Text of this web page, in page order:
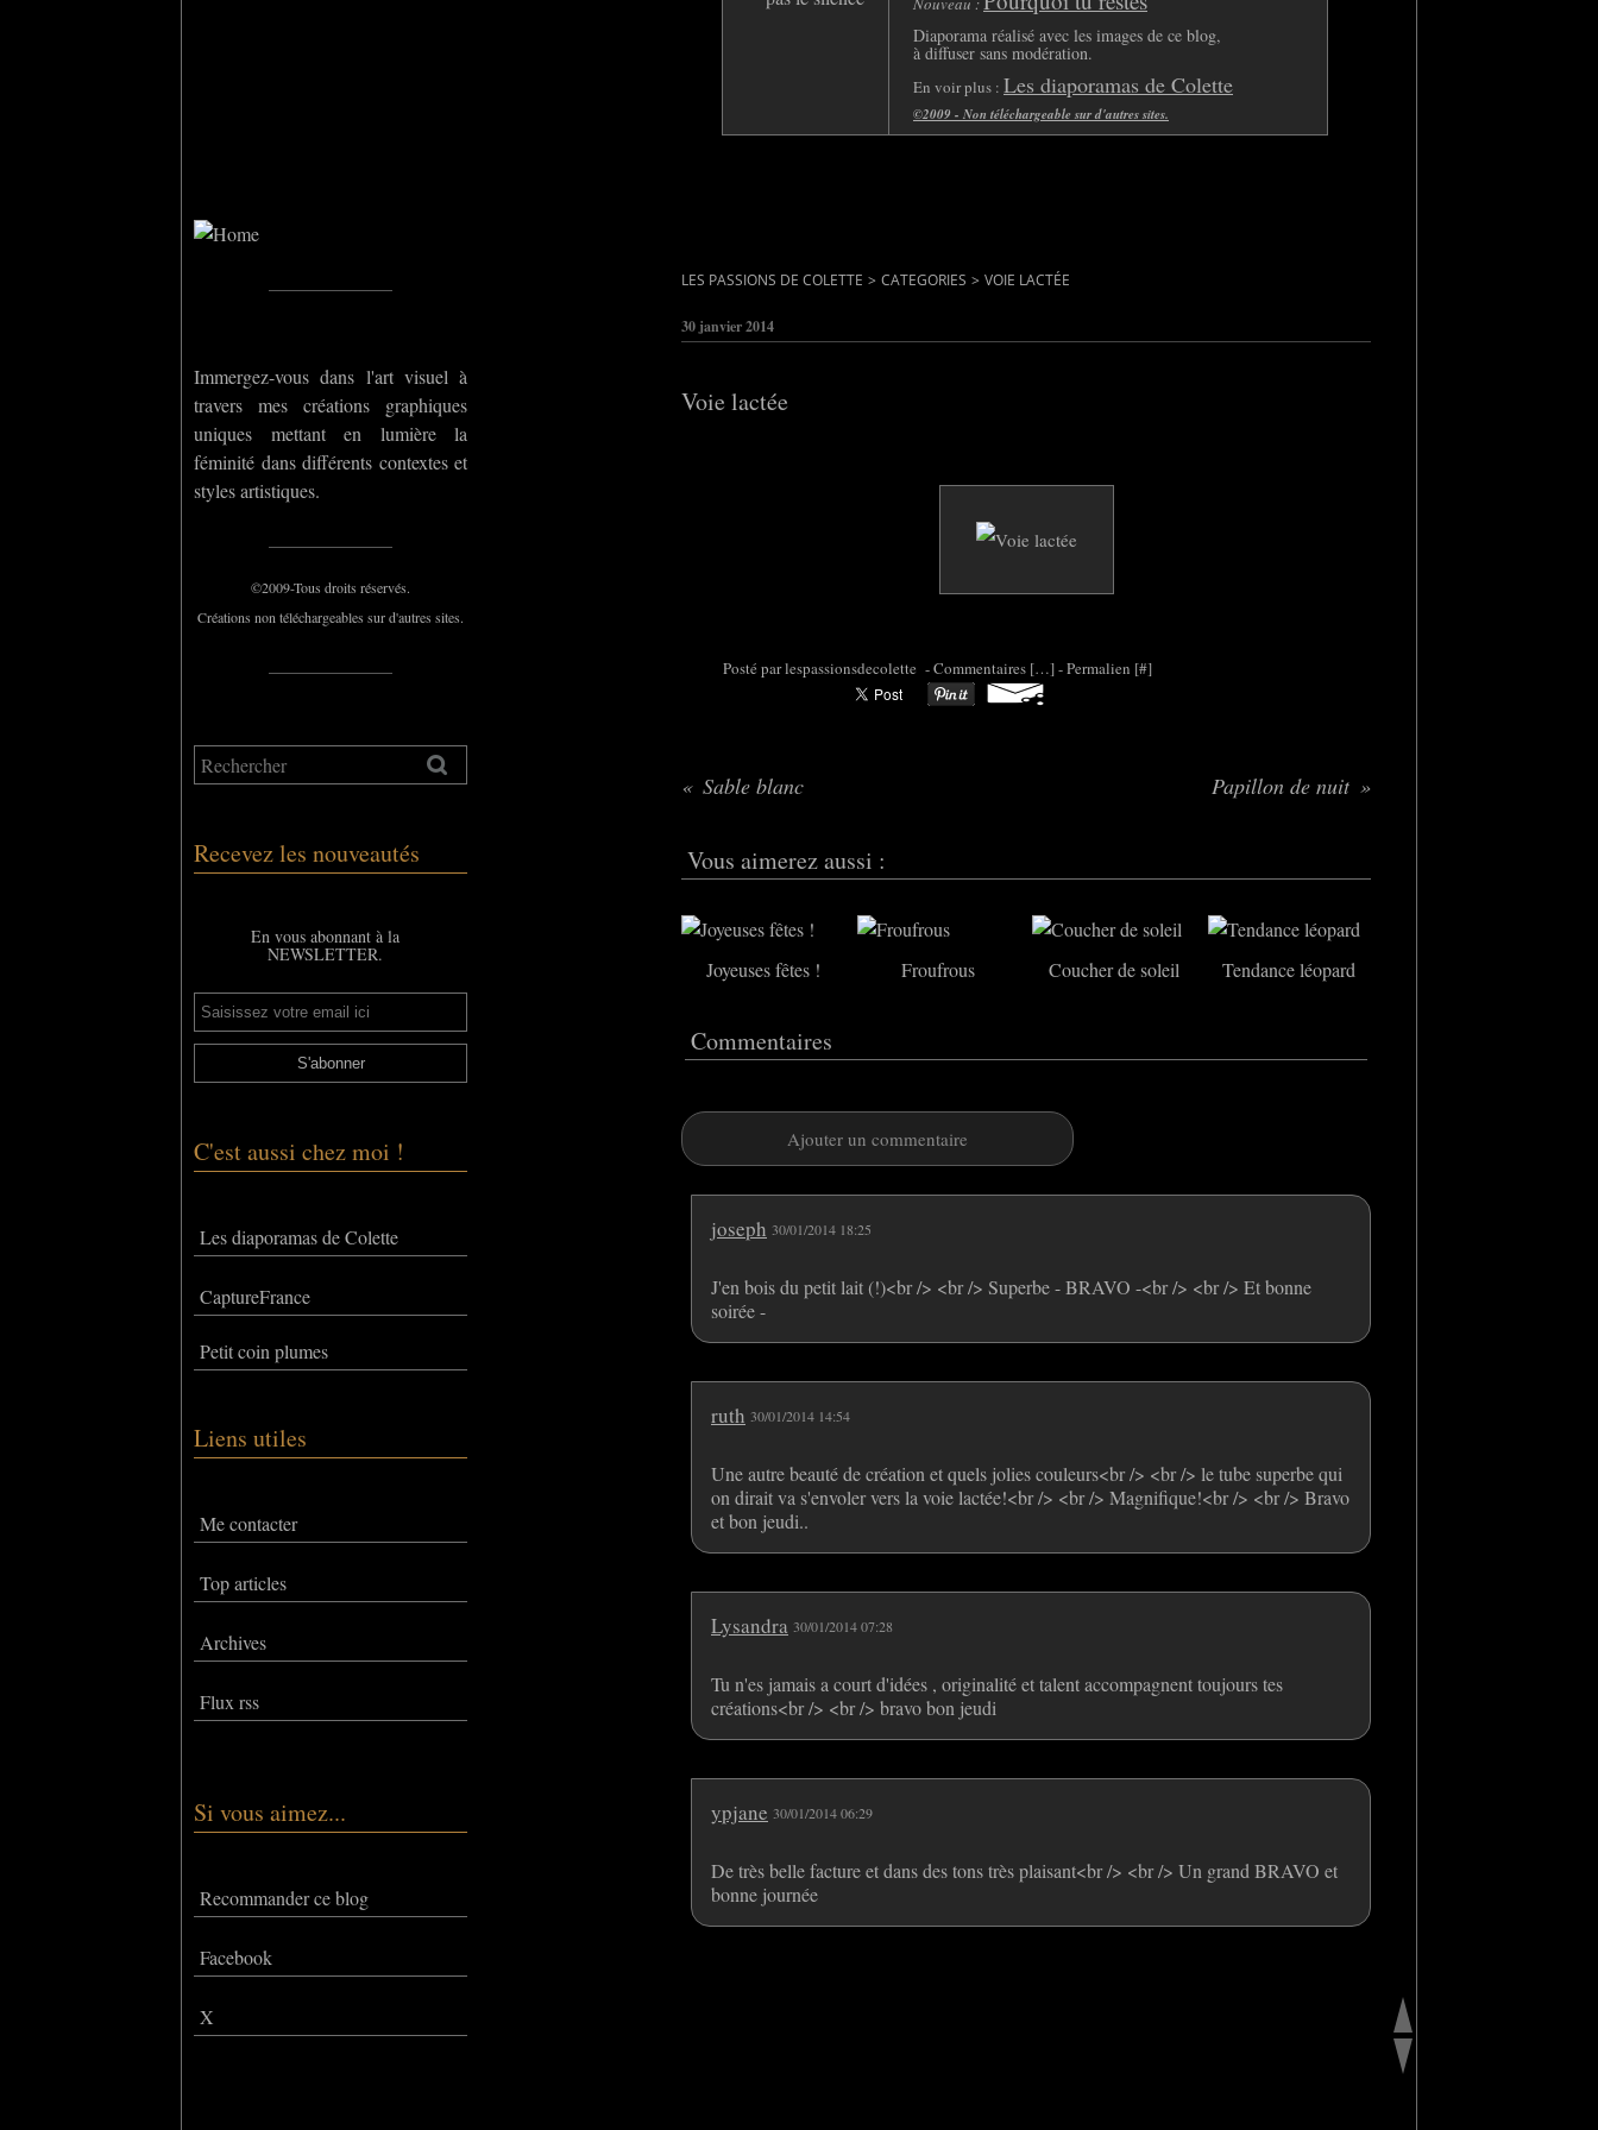
Immergez-vous dans l'art visuel à
travers mes créations graphiques
uniques mettant en lumière la
féminité dans différents contextes et
styles artistiques.
©2009-Tous droits réservés.
Créations non téléchargeables sur d'autres sites.
Diaporama réalisé avec les images de ce blog,
à diffuser sans modération.
En voir plus : Les diaporamas de Colette
©2009 - Non téléchargeable sur d'autres sites.
Recevez les nouveautés
C'est aussi chez moi !
Les diaporamas de Colette
CaptureFrance
Petit coin plumes
Liens utiles
Me contacter
Top articles
Archives
Flux rss
Si vous aimez...
Recommander ce blog
Facebook
X
LES PASSIONS DE COLETTE > CATEGORIES > VOIE LACTÉE
30 janvier 2014
Voie lactée
Posté par colette95 à 06:54 -Commentaires […]- Permalien [#]
Sable blanc Papillon de nuit
Vous aimerez aussi :
Joyeuses fêtes ! Froufrous Coucher de soleil Tendance léopard
Commentaires
Ajouter un commentaire
joseph 30/01/2014 18:25
J'en bois du petit lait (!)<br /> <br /> Superbe - BRAVO -<br /> <br /> Et bonne
soirée -
ruth 30/01/2014 14:54
Une autre beauté de création et quels jolies couleurs<br /> <br /> le tube superbe qui
on dirait va s'envoler vers la voie lactée!<br /> <br /> Magnifique!<br /> <br /> Bravo
et bon jeudi..
Lysandra 30/01/2014 07:28
Tu n'es jamais a court d'idées , originalité et talent accompagnent toujours tes
créations<br /> <br /> bravo bon jeudi
ypjane 30/01/2014 06:29
De très belle facture et dans des tons très plaisant<br /> <br /> Un grand BRAVO et
bonne journée